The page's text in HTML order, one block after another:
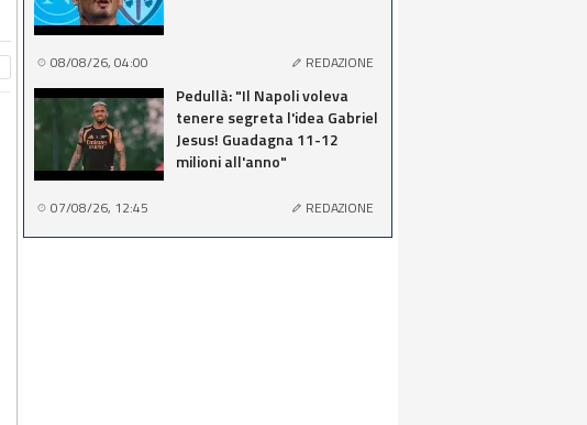
08/08/26, 04:00 REDAZIONE
Pedullà: "Il Napoli voleva
tenere segreta l'idea Gabriel
Jesus! Guadagna 11-12
milioni all'anno"
07/08/26, 12:45 REDAZIONE